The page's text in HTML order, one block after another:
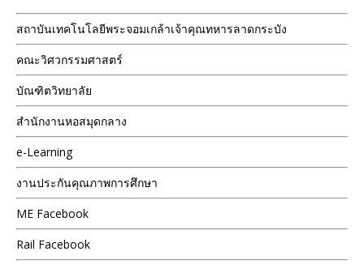
สถาบันเทคโนโลยีพระจอมเกล้าเจ้าคุณทหารลาดกระบัง
คณะวิศวกรรมศาสตร์
บัณฑิตวิทยาลัย
สำนักงานหอสมุดกลาง
e-Learning
งานประกันคุณภาพการศึกษา
ME Facebook
Rail Facebook